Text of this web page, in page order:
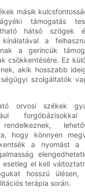
másik
támogatás
hátsó szögek
a
a gerincük
csökkentésére. Ez
akik hosszabb
szolgáltatók
orvosi székek
rendelkeznek,
hogy könnyen
a nyomást a
esetleg el kell
hosszú ülésen,
terápia során.